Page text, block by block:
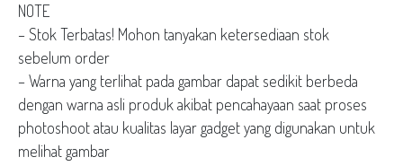
NOTE
– Stok Terbatas! Mohon tanyakan ketersediaan stok
sebelum order
– Warna yang terlihat pada gambar dapat sedikit berbeda
dengan warna asli produk akibat pencahayaan saat proses
photoshoot atau kualitas layar gadget yang digunakan untuk
melihat gambar